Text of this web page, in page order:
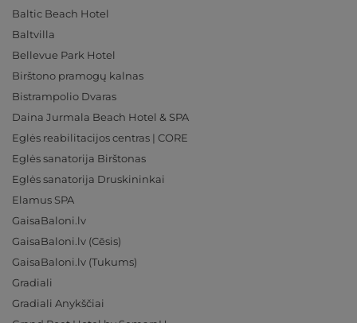
Baltic Beach Hotel
Baltvilla
Bellevue Park Hotel
Birštono pramogų kalnas
Bistrampolio Dvaras
Daina Jurmala Beach Hotel & SPA
Eglės reabilitacijos centras | CORE
Eglės sanatorija Birštonas
Eglės sanatorija Druskininkai
Elamus SPA
GaisaBaloni.lv
GaisaBaloni.lv (Cēsis)
GaisaBaloni.lv (Tukums)
Gradiali
Gradiali Anykščiai